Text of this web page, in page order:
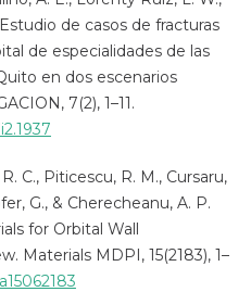
de casos de fracturas
de especialidades de las
en dos escenarios
7(2), 1–11.
C., Piticescu, R. M., Cursaru,
G., & Cherecheanu, A. P.
for Orbital Wall
Materials MDPI, 15(2183), 1–